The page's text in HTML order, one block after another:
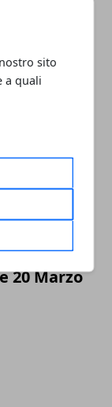
sito
a quali
20 Marzo